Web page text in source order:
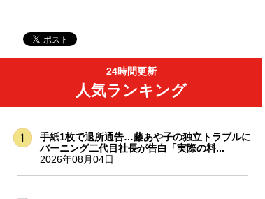
24時間更新
人気ランキング
手紙1枚で退所通告…藤あや子の独立トラブルに
バーニング二代目社長が告白「実際の料...
2026年08月04日